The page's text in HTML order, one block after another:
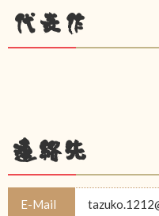
代表作
連絡先
E-Mail